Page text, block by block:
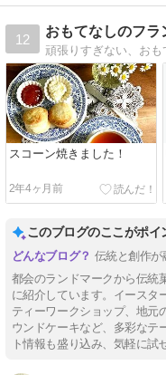
12
スコーン焼きました！
2年4ヶ月前
このブログのここがポイ
伝統と創作が
都会のランドマークから伝統
に紹介しています。イースタ
ティーワークショップ、地元
ウンドケーキなど、多彩なテ
ト情報も盛り込み、気軽に試